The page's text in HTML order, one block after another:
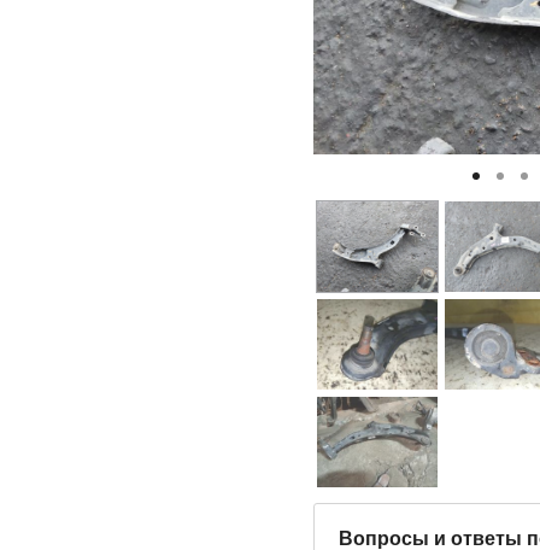
Вопросы и ответы